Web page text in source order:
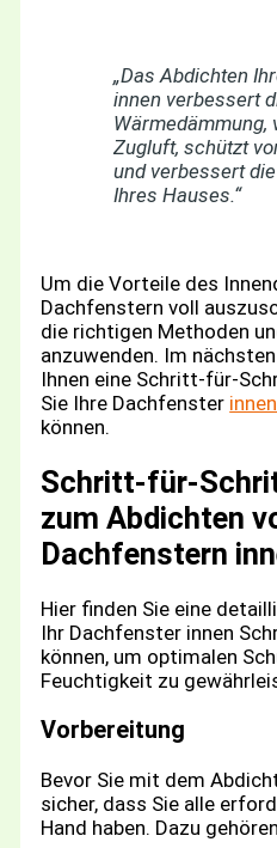
„Das Abdichten
innen verbessert
Wärmedämmung,
Zugluft, schützt
und verbessert
Ihres Hauses.“
Um die Vorteile des
Dachfenstern voll
die richtigen Methoden
anzuwenden. Im
Ihnen eine Schritt-für-
Sie Ihre Dachfenster
können.
Schritt-für-
zum Abdichten
Dachfenstern
Hier finden Sie eine
Ihr Dachfenster innen
können, um optimalen
Feuchtigkeit zu
Vorbereitung
Bevor Sie mit dem
sicher, dass Sie alle
Hand haben. Dazu